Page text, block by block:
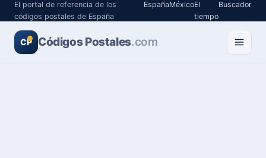
El portal de referencia de los
códigos postales de España
EspañaMéxicoEl
tiempo
Buscador
CP Códigos Postales.com